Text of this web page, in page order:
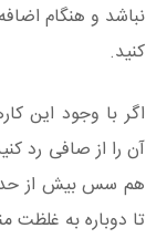
نباشد و هنگام
کنید.
اگر با وجود این
آن را از صافی رد
هم سس بیش از حد
تا دوباره به غلظت